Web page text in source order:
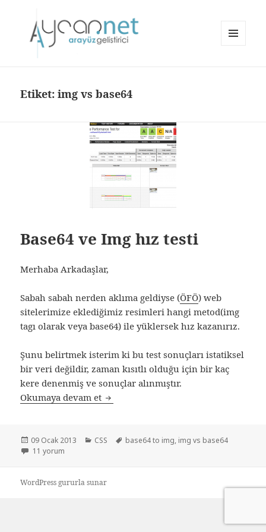
Etiket:img vs base64
Base64 ve Img hız testi
Merhaba Arkadaşlar,
Sabah sabah nerden aklıma geldiyse (ÖFÖ) web
sitelerimize eklediğimiz resimleri hangi metod(img
tagı olarak veya base64) ile yüklersek hız kazanırız.
Şunu belirtmek isterim ki bu test sonuçları istatiksel
bir veri değildir, zaman kısıtlı olduğu için bir kaç
kere denenmiş ve sonuçlar alınmıştır.
Okumaya devam et Base64 ve Img hız testi
Yayın
tarihi
09 Ocak 2013 Kategoriler
CSS Etiketler
base64 to img, img vs base64
Base64 ve Img hız testi için
11 yorum
WordPress gururla sunar